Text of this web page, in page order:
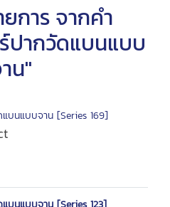
การ จากคำ
ปากวัดแบนแบบ
น"
แบนแบบจาน [Series 169]